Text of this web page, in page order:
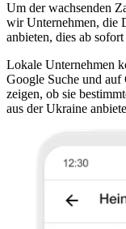
Um der wachsenden
wir Unternehmen, die
anbieten, dies ab
Lokale Unternehmen
Google Suche und
zeigen, ob sie
aus der Ukraine